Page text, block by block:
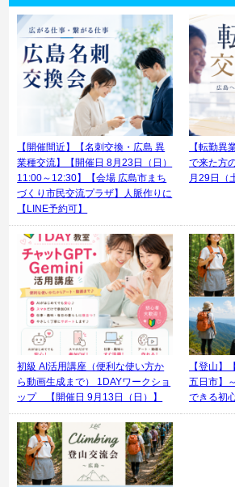
【開催間近】【名刺交換・広島 異
業種交流】【開催日 8月23日（日）
11:00～12:30】【会場 広島市まち
づくり市民交流プラザ】人脈作りに
【LINE予約可】
【転勤異
で来た方
月29日（
初級 AI活用講座（便利な使い方か
ら動画生成まで） 1DAYワークショ
ップ 【開催日 9月13日（日）】
【登山】
五日市】
できる初